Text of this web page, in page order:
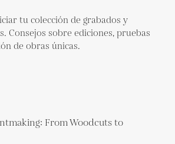
tu colección de grabados y
Consejos sobre ediciones, pruebas
de obras únicas.